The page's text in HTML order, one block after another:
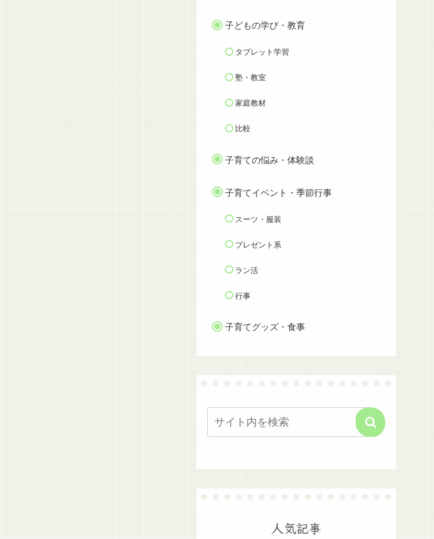
子どもの学び・教育
タブレット学習
塾・教室
家庭教材
比較
子育ての悩み・体験談
子育てイベント・季節行事
スーツ・服装
プレゼント系
ラン活
行事
子育てグッズ・食事
人気記事